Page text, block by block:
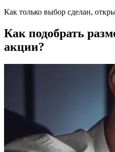
Как только выбор сделан,
Как подобрать
акции?